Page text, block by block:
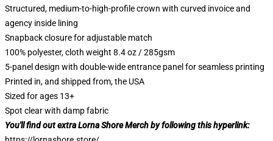
Structured, medium-to-high-profile crown with curved invoice and
agency inside lining
Snapback closure for adjustable match
100% polyester, cloth weight 8.4 oz / 285gsm
5-panel design with double-wide entrance panel for seamless printing
Printed in, and shipped from, the USA
Sized for ages 13+
Spot clear with damp fabric
You'll find out extra Lorna Shore Merch by following this hyperlink: